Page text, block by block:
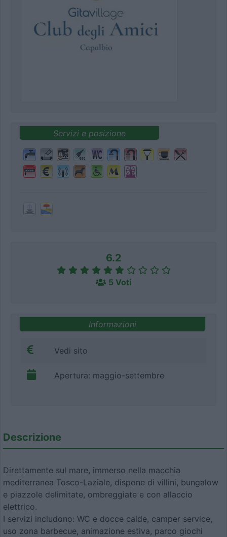
Servizi e posizione
6.2
5 Voti
Informazioni
Vedi sito
Apertura: maggio-settembre
Descrizione
Direttamente sul mare, immerso nella macchia
mediterranea Tosco-Laziale, dispone di villini, bungalow
e piazzole delimitate, ombreggiate e con allaccio
elettrico.
I servizi includono: WC e docce calde, camper service,
uso zona barbecue, animazione estiva, parco giochi